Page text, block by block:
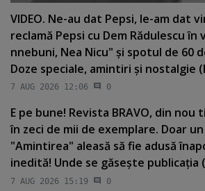
VIDEO. Ne-au dat Pepsi, le-am dat
reclamă Pepsi cu Dem Rădulescu în
nnebuni, Nea Nicu" şi spotul de 60
Doze speciale, amintiri şi nostalgie
7 AUG 2026 12:06 0
E pe bune! Revista BRAVO, din nou
în zeci de mii de exemplare. Doar
"Amintirea" aleasă să fie adusă
inedită! Unde se găseşte publicaţia
7 AUG 2026 15:19 0